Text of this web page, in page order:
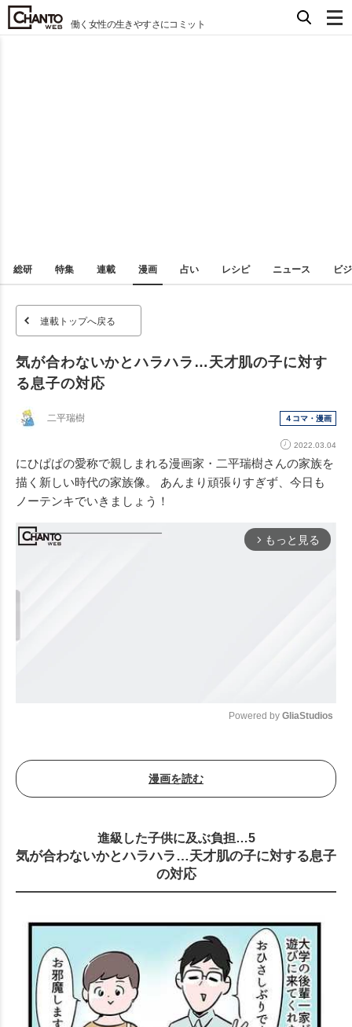
働く女性の生きやすさにコミット
総研 特集 連載 漫画 占い レシピ ニュース ビ
連載トップへ戻る
気が合わないかとハラハラ…天才肌の子に対す
る息子の対応
二平瑞樹 ４コマ・漫画
2022.03.04
にひぱぱの愛称で親しまれる漫画家・二平瑞樹さんの家族を
描く新しい時代の家族像。 あんまり頑張りすぎず、今日も
ノーテンキでいきましょう！
arrow_forward_ios もっと見る
Powered by GliaStudios
漫画を読む
進級した子供に及ぶ負担…5
気が合わないかとハラハラ…天才肌の子に対する息子
の対応